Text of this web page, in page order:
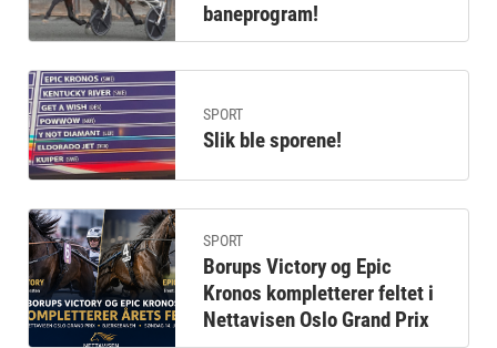
baneprogram!
SPORT
Slik ble sporene!
SPORT
Borups Victory og Epic
Kronos kompletterer feltet i
Nettavisen Oslo Grand Prix